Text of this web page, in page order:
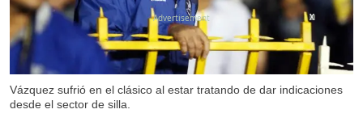
Vázquez sufrió en el clásico al estar tratando de dar indicaciones
desde el sector de silla.
X
X